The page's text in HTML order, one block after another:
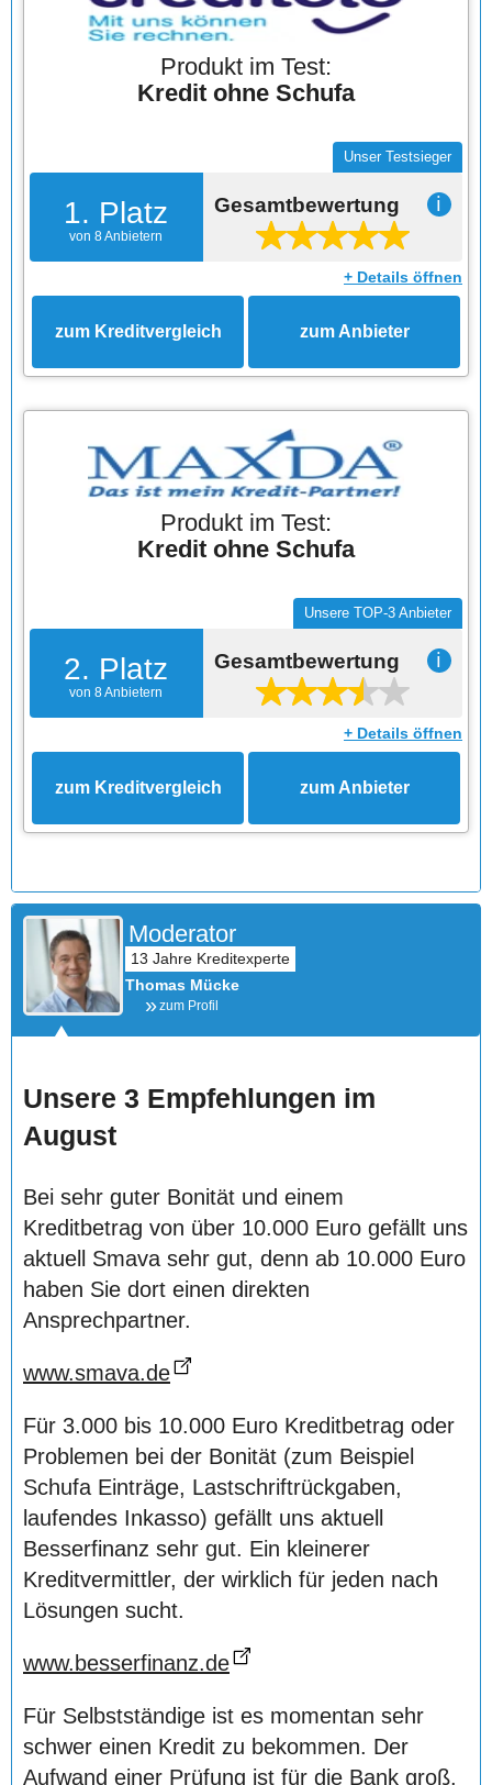
Produkt im Test:
Kredit ohne Schufa
1. Platz
von 8 Anbietern
Unser Testsieger
Gesamtbewertung ℹ
+ Details öffnen
zum Kreditvergleich zum Anbieter
Produkt im Test:
Kredit ohne Schufa
2. Platz
von 8 Anbietern
Unsere TOP-3 Anbieter
Gesamtbewertung ℹ
+ Details öffnen
zum Kreditvergleich zum Anbieter
Moderator
Thomas Mücke
zum Profil
Unsere 3 Empfehlungen im
August
Bei sehr guter Bonität und einem
Kreditbetrag von über 10.000 Euro gefällt uns
aktuell Smava sehr gut, denn ab 10.000 Euro
haben Sie dort einen direkten
Ansprechpartner.
www.smava.de
Für 3.000 bis 10.000 Euro Kreditbetrag oder
Problemen bei der Bonität (zum Beispiel
Schufa Einträge, Lastschriftrückgaben,
laufendes Inkasso) gefällt uns aktuell
Besserfinanz sehr gut. Ein kleinerer
Kreditvermittler, der wirklich für jeden nach
Lösungen sucht.
www.besserfinanz.de
Für Selbstständige ist es momentan sehr
schwer einen Kredit zu bekommen. Der
Aufwand einer Prüfung ist für die Bank groß.